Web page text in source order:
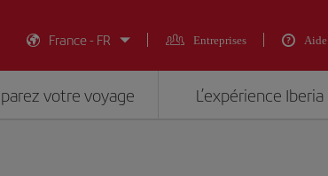
France - FR
Entreprises Aide
votre voyage L’expérience Iberia